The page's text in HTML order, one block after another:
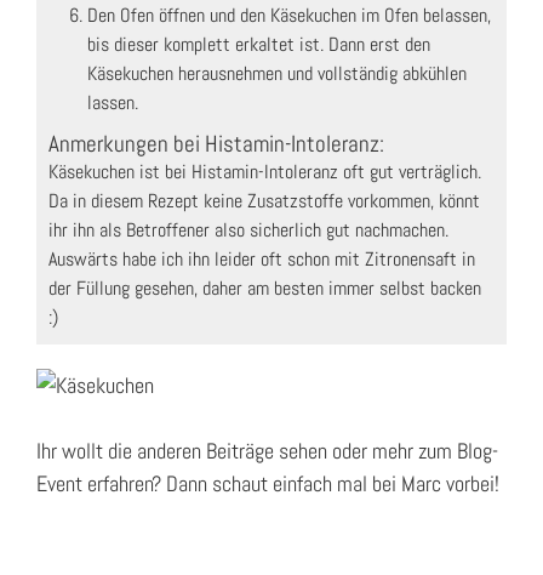
Den Ofen öffnen und den Käsekuchen im Ofen belassen,
bis dieser komplett erkaltet ist. Dann erst den
Käsekuchen herausnehmen und vollständig abkühlen
lassen.
Anmerkungen bei Histamin-Intoleranz:
Käsekuchen ist bei Histamin-Intoleranz oft gut verträglich.
Da in diesem Rezept keine Zusatzstoffe vorkommen, könnt
ihr ihn als Betroffener also sicherlich gut nachmachen.
Auswärts habe ich ihn leider oft schon mit Zitronensaft in
der Füllung gesehen, daher am besten immer selbst backen
:)
Ihr wollt die anderen Beiträge sehen oder mehr zum Blog-
Event erfahren? Dann schaut einfach mal bei Marc vorbei!